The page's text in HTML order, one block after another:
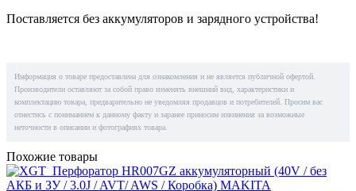
Поставляется без аккумуляторов и зарядного устройства!
Информация о товаре предоставлена для ознакомления и не является публичной офертой.
Производители оставляют за собой право изменять внешний вид, характеристики и
комплектацию товара, предварительно не уведомляя продавцов и потребителей. Просим вас
отнестись с пониманием к данному факту и заранее приносим извинения за возможные
неточности в описании и фотографиях товара.
Похожие товары